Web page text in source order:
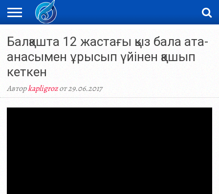
НОВОСТИ
ВИДЕО
ФОТОРЕПОРТАЖИ
ОРКЕН
LIVETV
Балқашта 12 жастағы қыз бала ата-
анасымен ұрысып үйінен қашып
кеткен
Авторkapligrozот 29.06.2017